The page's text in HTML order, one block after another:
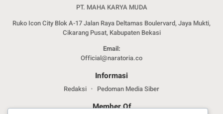
PT. MAHA KARYA MUDA
Ruko Icon City Blok A-17 Jalan Raya Deltamas Boulervard, Jaya Mukti,
Cikarang Pusat, Kabupaten Bekasi
Email:
Official@naratoria.co
Informasi
Redaksi Pedoman Media Siber
Member Of